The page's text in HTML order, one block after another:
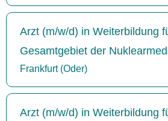
Arzt (m/w/d) in Weiterbildung
Gesamtgebiet der
Frankfurt (Oder)
Arzt (m/w/d) in Weiterbildung